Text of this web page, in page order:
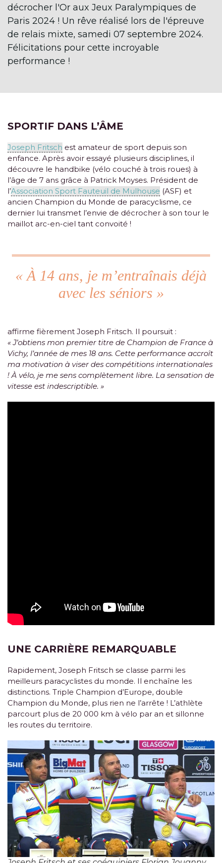
décrocher l'Or aux Jeux Paralympiques de
Paris 2024 ! Un rêve réalisé lors de l'épreuve
de relais mixte, samedi 07 septembre 2024.
Félicitations pour cette incroyable
performance !
SPORTIF DANS L’ÂME
Joseph Fritsch est amateur de sport depuis son
enfance. Après avoir essayé plusieurs disciplines, il
découvre le handbike (vélo couché à trois roues) à
l’âge de 7 ans grâce à Patrick Moyses. Président de
l’Association Sport Fauteuil de Mulhouse (ASF) et
ancien Champion du Monde de paracyclisme, ce
dernier lui transmet l’envie de décrocher à son tour le
maillot arc-en-ciel tant convoité !
« À 14 ans, je m’entraînais déjà
avec les séniors »
affirme fièrement Joseph Fritsch. Il poursuit :
« J’obtiens mon premier titre de Champion de France à
Vichy, l’année de mes 18 ans. Cette performance accroît
ma motivation à viser des compétitions internationales
! À vélo, je me sens complètement libre. La sensation de
vitesse est indescriptible. »
UNE CARRIÈRE REMARQUABLE
Rapidement, Joseph Fritsch se classe parmi les
meilleurs paracyclistes du monde. Il enchaîne les
distinctions. Triple Champion d’Europe, double
Champion du Monde, plus rien ne l’arrête ! L’athlète
parcourt plus de 20 000 km à vélo par an et sillonne
les routes du territoire.